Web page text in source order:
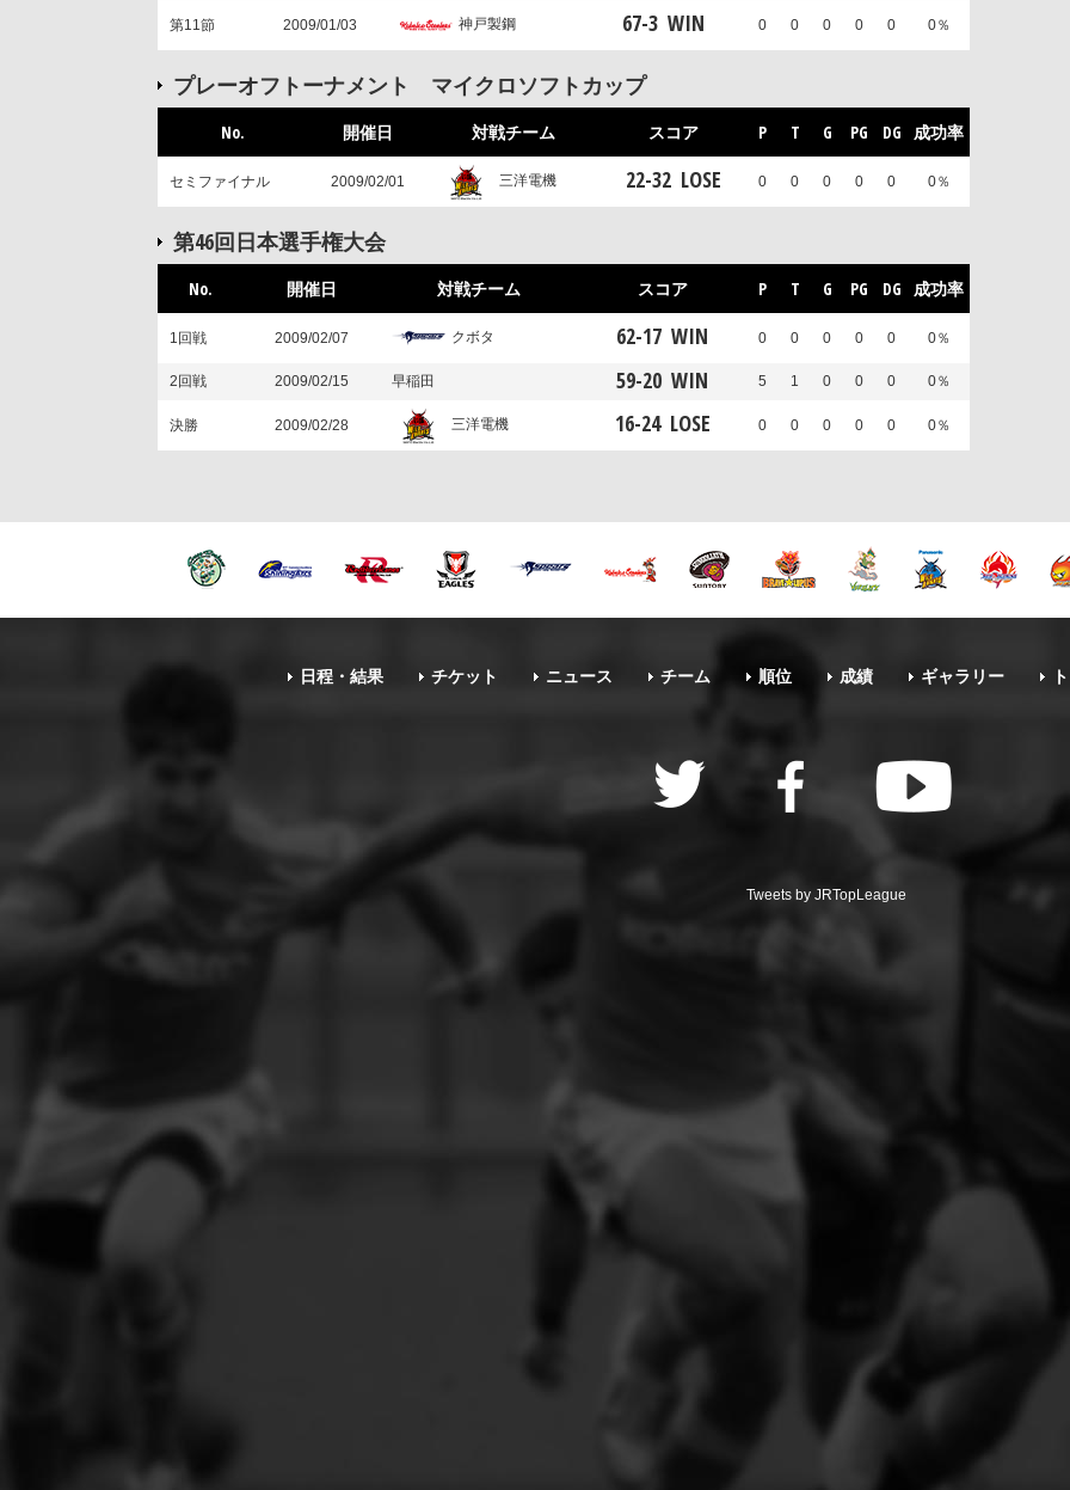
第11節 2009/01/03 神戸製鋼 67-3 WIN 0 0 0 0 0 0％
プレーオフトーナメント マイクロソフトカップ
No. 開催日 対戦チーム スコア P T G PG DG 成功率
セミファイナル 2009/02/01 三洋電機 22-32 LOSE 0 0 0 0 0 0％
第46回日本選手権大会
No. 開催日 対戦チーム スコア P T G PG DG 成功率
1回戦 2009/02/07 クボタ 62-17 WIN 0 0 0 0 0 0％
2回戦 2009/02/15 早稲田 59-20 WIN 5 1 0 0 0 0％
決勝 2009/02/28 三洋電機 16-24 LOSE 0 0 0 0 0 0％
日程・結果 チケット ニュース チーム 順位 成績 ギャラリー
Tweets by JRTopLeague